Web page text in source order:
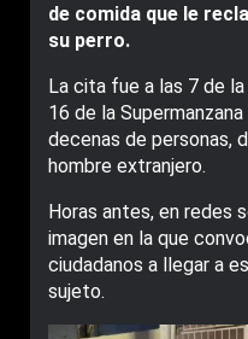
de comida que le
su perro.
La cita fue a las 7 de
16 de la
decenas de personas,
hombre extranjero.
Horas antes, en redes
imagen en la que
ciudadanos a llegar a
sujeto.